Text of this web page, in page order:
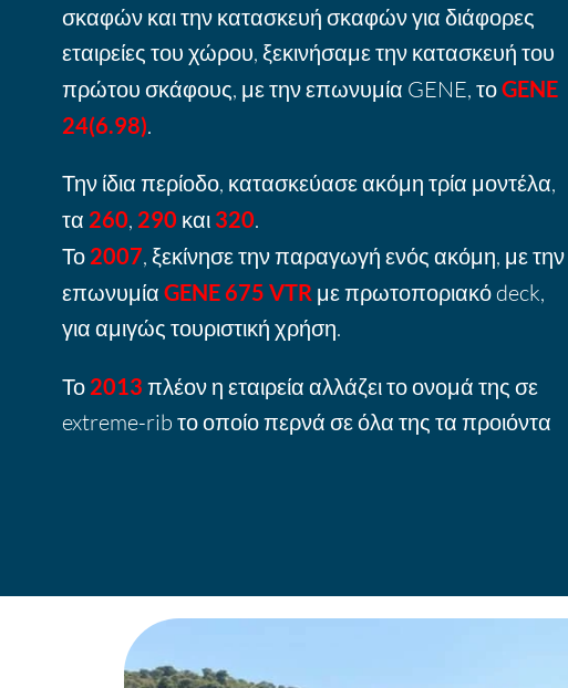
σκαφών και την κατασκευή σκαφών για διάφορες
εταιρείες του χώρου, ξεκινήσαμε την κατασκευή του
πρώτου σκάφους, με την επωνυμία GENE, τοGENE
24(6.98).
Την ίδια περίοδο, κατασκεύασε ακόμη τρία μοντέλα,
τα 260, 290 και 320.
Το 2007, ξεκίνησε την παραγωγή ενός ακόμη, με την
επωνυμία GENE 675 VTR με πρωτοποριακό deck,
για αμιγώς τουριστική χρήση.
Το 2013 πλέον η εταιρεία αλλάζει το ονομά της σε
extreme-rib το οποίο περνά σε όλα της τα προιόντα